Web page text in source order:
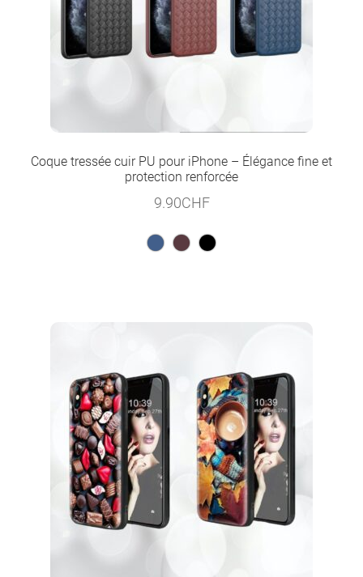
Coque tressée cuir PU pour iPhone – Élégance fine et
protection renforcée
9.90CHF